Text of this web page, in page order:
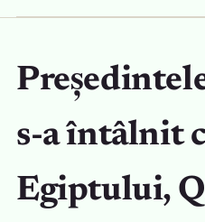
s-a întâlnit
Egiptului,